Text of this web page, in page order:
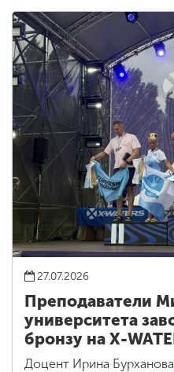
27.07.2026
Преподаватели
университета
бронзу на X-
Доцент Ирина